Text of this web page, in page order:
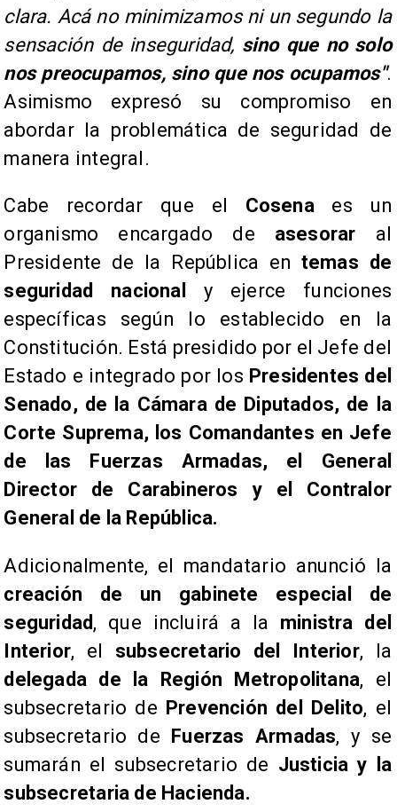
clara. Acá no minimizamos ni un segundo la
sensación de inseguridad, sino que no solo
nos preocupamos, sino que nos ocupamos".
Asimismo expresó su compromiso en
abordar la problemática de seguridad de
manera integral.
​Cabe recordar que el Cosena es un
organismo encargado de asesorar al
Presidente de la República en temas de
seguridad
nacional
y ejerce funciones
específicas según lo establecido en la
Constitución. Está presidido por el Jefe del
Estado e integrado por los Presidentes del
Senado, de la Cámara de Diputados, de la
Corte Suprema, los Comandantes en Jefe
de las Fuerzas Armadas, el General
Director de Carabineros y el Contralor
General de la República.
​Adicionalmente, el mandatario anunció la
creación de un gabinete especial de
seguridad, que incluirá a la ministra del
Interior, el subsecretario del Interior, la
delegada de la Región Metropolitana, el
subsecretario de Prevención del Delito, el
subsecretario de
Fuerzas Armadas, y se
sumarán el subsecretario de Justicia y la
subsecretaria de Hacienda.